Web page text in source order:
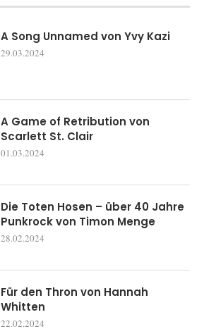
A Song Unnamed von Yvy Kazi
29.03.2024
A Game of Retribution von
Scarlett St. Clair
01.03.2024
Die Toten Hosen – über 40 Jahre
Punkrock von Timon Menge
28.02.2024
Für den Thron von Hannah
Whitten
22.02.2024